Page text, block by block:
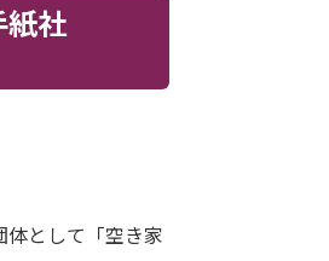
手紙社
として「空き家